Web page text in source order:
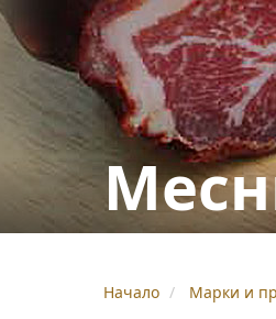
Начало Марки и